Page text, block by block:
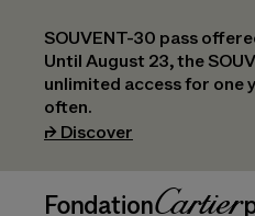
SOUVENT-30 pass
Until August 23, the
unlimited access for one
often.
⮣ Discover
_logo